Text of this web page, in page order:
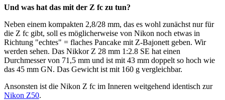
Und was hat das mit der Z fc zu tun?
Neben einem kompakten 2,8/28 mm, das es wohl zunächst nur für
die Z fc gibt, soll es möglicherweise von Nikon noch etwas in
Richtung "echtes" = flaches Pancake mit Z-Bajonett geben. Wir
werden sehen. Das Nikkor Z 28 mm 1:2.8 SE hat einen
Durchmesser von 71,5 mm und ist mit 43 mm doppelt so hoch wie
das 45 mm GN. Das Gewicht ist mit 160 g vergleichbar.
Ansonsten ist die Nikon Z fc im Inneren weitgehend identisch zur
Nikon Z50.